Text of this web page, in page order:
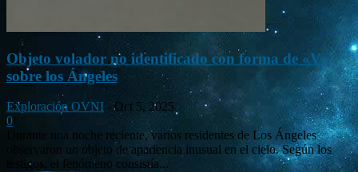
Objeto volador no identificado con forma de «V»
sobre los Ángeles
Exploración OVNI - Oct 5, 2025
0
Durante una noche reciente, varios residentes de Los Ángeles
observaron un objeto de apariencia inusual en el cielo. Según los
testigos, el fenómeno consistía...